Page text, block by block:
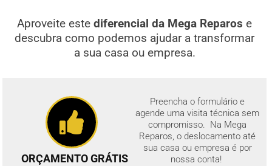
Aproveite estediferencial da Mega Reparos e
descubra como podemos ajudar a transformar
a sua casa ou empresa.
ORÇAMENTO GRÁTIS
Preencha o formulário e
agende uma visita técnica sem
compromisso. Na Mega
Reparos, o deslocamento até
sua casa ou empresa é por
nossa conta!